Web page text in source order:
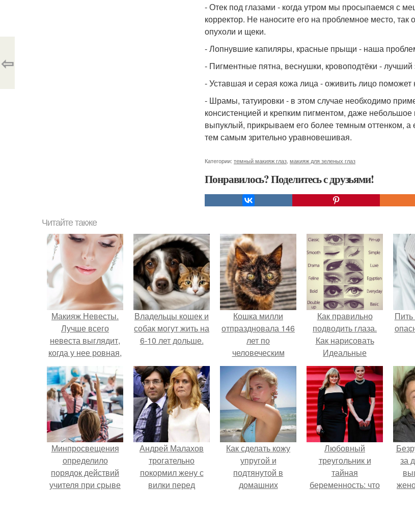
- Отек под глазами - когда утром мы просыпаемся с
корректор. Не наносите его на проблемное место,
опухоли и щеки.
- Лопнувшие капиляры, красные прыщи - наша
- Пигментные пятна, веснушки, кровоподтёки -
- Уставшая и серая кожа лица - оживить лицо поможет
- Шрамы, татуировки - в этом случае необходимо
консистенцией и крепким пигментом, даже
выпуклый, прикрываем его более темным оттенком,
тем самым зрительно уравновешивая.
Категории: темный макияж глаз макияж для зеленых глаз
Понравилось? Поделитесь с друзьями!
⇦
Читайте также
Макияж Невесты.
Лучше всего
невеста выглядит,
когда у нее ровная,
естественно
выглядящая кожа.
Владельцы кошек и
собак могут жить на
6-10 лет дольше.
Кошка милли
отпраздновала 146
лет по
человеческим
Меркам и
претендует на
звание самой
старой в мире.
Как правильно
подводить глаза.
Как нарисовать
Идеальные
Стрелки под форму
глаз.
Минпросвещения
определило
порядок действий
учителя при срыве
Андрей Малахов
трогательно
покормил жену с
вилки перед
Как сделать кожу
упругой и
подтянутой в
домашних
Любовный
треугольник и
тайная
беременность: что
за